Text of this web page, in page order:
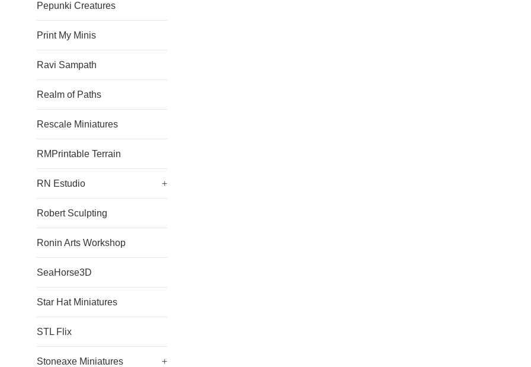
Pepunki Creatures
Print My Minis
Ravi Sampath
Realm of Paths
Rescale Miniatures
RMPrintable Terrain
RN Estudio +
Robert Sculpting
Ronin Arts Workshop
SeaHorse3D
Star Hat Miniatures
STL Flix
Stoneaxe Miniatures +